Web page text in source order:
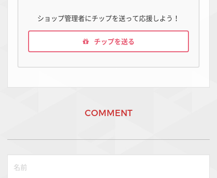
ショップ管理者にチップを送って応援しよう！
チップを送る
COMMENT